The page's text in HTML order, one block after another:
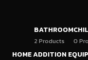
BATHROOM
2 Products 0
HOME ADDITION